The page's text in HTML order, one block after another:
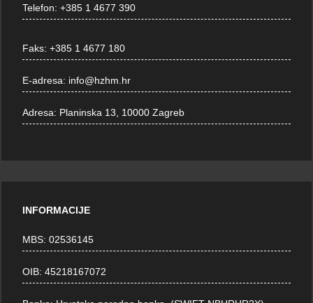
Telefon:+385 1 4677 390
Faks:+385 1 4677 180
E-adresa: info@hzhm.hr
Adresa: Planinska 13, 10000 Zagreb
INFORMACIJE
MBS: 02536145
OIB: 45218167072